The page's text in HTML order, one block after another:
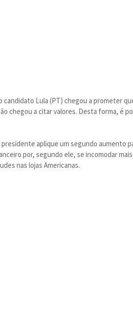
candidato Lula (PT) chegou a prometer
chegou a citar valores. Desta forma, é
aplique um segundo aumento
por, segundo ele, se incomodar
nas lojas Americanas.